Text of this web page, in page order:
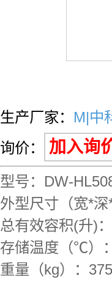
生产厂家： M|中
询价：
加入询
型号：DW-
外型尺寸（宽*
总有效容积(升)
存储温度（℃）
重量（kg）：375